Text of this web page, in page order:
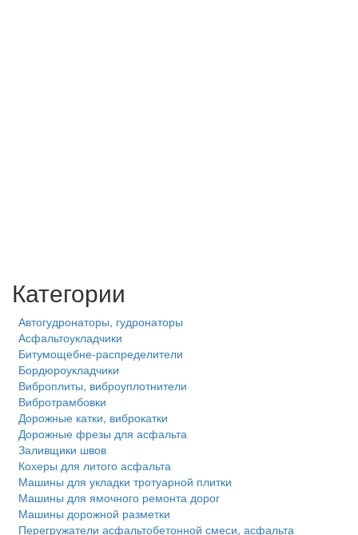
Категории
Автогудронаторы, гудронаторы
Асфальтоукладчики
Битумощебне-распределители
Бордюроукладчики
Виброплиты, виброуплотнители
Вибротрамбовки
Дорожные катки, виброкатки
Дорожные фрезы для асфальта
Заливщики швов
Кохеры для литого асфальта
Машины для укладки тротуарной плитки
Машины для ямочного ремонта дорог
Машины дорожной разметки
Перегружатели асфальтобетонной смеси, асфальта